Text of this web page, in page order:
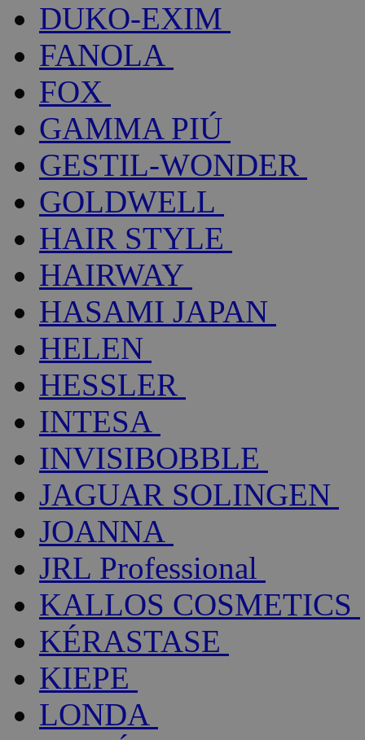
DUKO-EXIM
FANOLA
FOX
GAMMA PIÚ
GESTIL-WONDER
GOLDWELL
HAIR STYLE
HAIRWAY
HASAMI JAPAN
HELEN
HESSLER
INTESA
INVISIBOBBLE
JAGUAR SOLINGEN
JOANNA
JRL Professional
KALLOS COSMETICS
KÉRASTASE
KIEPE
LONDA